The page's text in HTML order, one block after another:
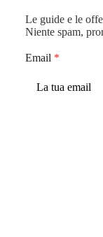
Le guide e le
Niente spam,
Email *